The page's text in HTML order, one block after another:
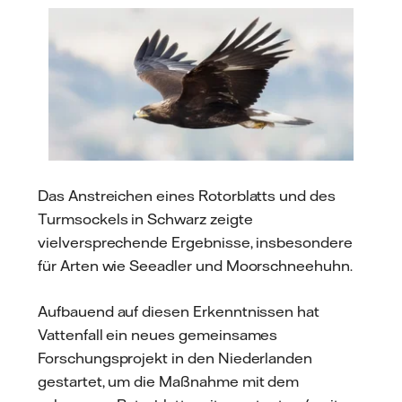
Das Anstreichen eines Rotorblatts und des
Turmsockels in Schwarz zeigte
vielversprechende Ergebnisse, insbesondere
für Arten wie Seeadler und Moorschneehuhn.
Aufbauend auf diesen Erkenntnissen hat
Vattenfall ein neues gemeinsames
Forschungsprojekt in den Niederlanden
gestartet, um die Maßnahme mit dem